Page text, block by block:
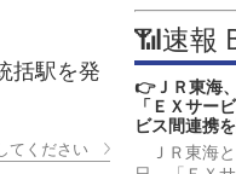
括駅を発
てください
📶速報
👉ＪＲ東海
「ＥＸサー
ビス間連携
ＪＲ東海